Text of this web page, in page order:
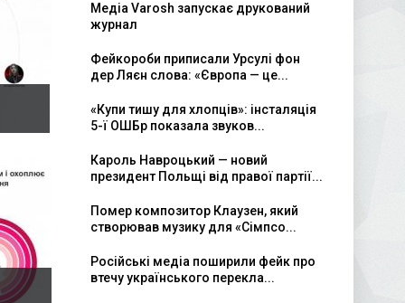
Медіа Varosh запускає друкований
журнал
Фейкороби приписали Урсулі фон
дер Ляєн слова: «Європа — це...
«Купи тишу для хлопців»: інсталяція
5-ї ОШБр показала звуков...
Кароль Навроцький — новий
президент Польщі від правої партії...
Помер композитор Клаузен, який
створював музику для «Сімпсо...
Російські медіа поширили фейк про
втечу українського перекла...